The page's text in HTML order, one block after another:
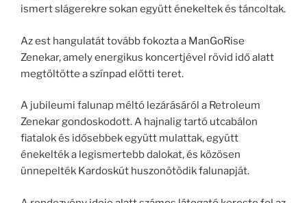
ismert slágerekre sokan együtt énekeltek és táncoltak.
Az est hangulatát tovább fokozta a ManGoRise
Zenekar, amely energikus koncertjével rövid idő alatt
megtöltötte a színpad előtti teret.
A jubileumi falunap méltó lezárásáról a Retroleum
Zenekar gondoskodott. A hajnalig tartó utcabálon
fiatalok és idősebbek együtt mulattak, együtt
énekelték a legismertebb dalokat, és közösen
ünnepelték Kardoskút huszonötödik falunapját.